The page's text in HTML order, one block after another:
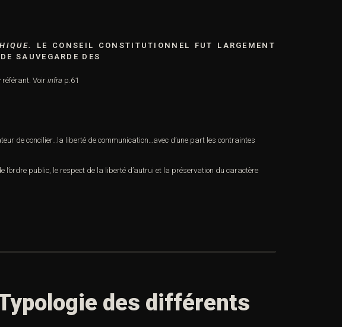
LE CONSEIL CONSTITUTIONNEL FUT LARGEMENT
SAUVEGARDE DES
référant. Voir infra p.61
de concilier…la liberté de communication…avec d’une part les contraintes
public, le respect de la liberté d’autrui et la préservation du caractère
des différents